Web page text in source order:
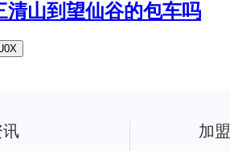
清山到望仙谷的包车吗
讯 加